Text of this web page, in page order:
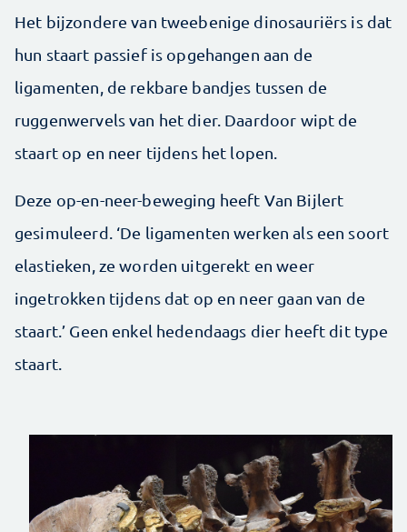
Het bijzondere van tweebenige dinosauriërs is dat
hun staart passief is opgehangen aan de
ligamenten, de rekbare bandjes tussen de
ruggenwervels van het dier. Daardoor wipt de
staart op en neer tijdens het lopen.
Deze op-en-neer-beweging heeft Van Bijlert
gesimuleerd. ‘De ligamenten werken als een soort
elastieken, ze worden uitgerekt en weer
ingetrokken tijdens dat op en neer gaan van de
staart.’ Geen enkel hedendaags dier heeft dit type
staart.